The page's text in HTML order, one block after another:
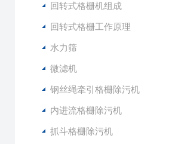
回转式格栅机组成
回转式格栅工作原理
水力筛
微滤机
钢丝绳牵引格栅除污机
内进流格栅除污机
抓斗格栅除污机